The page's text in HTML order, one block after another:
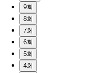
9회
8회
7회
6회
5회
4회